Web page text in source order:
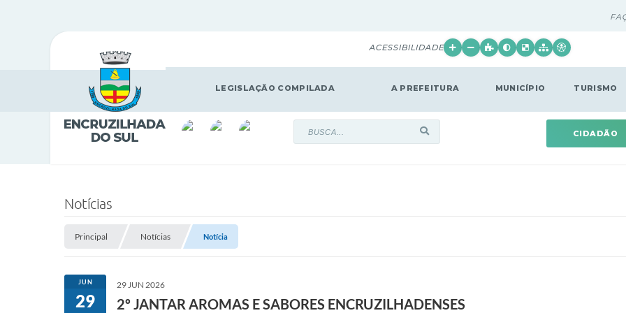
ACESSIBILIDADE
LEGISLAÇÃO COMPILADA A PREFEITURA MUNICÍPIO TURISMO
CIDADÃO
Notícias
Principal Notícias Notícia
JUN
29
29 JUN 2026
2º JANTAR AROMAS E SABORES ENCRUZILHADENSES